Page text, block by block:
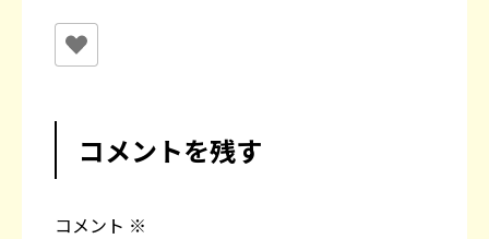
コメントを残す
コメント ※